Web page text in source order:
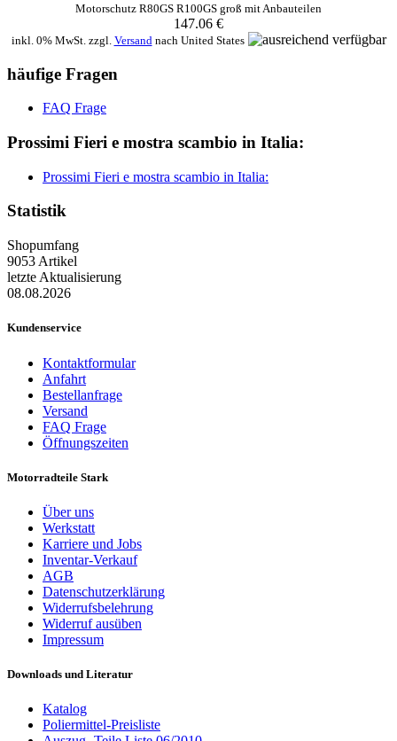
Motorschutz R80GS R100GS groß mit Anbauteilen
147.06 €
inkl. 0% MwSt. zzgl. Versand nach United States
häufige Fragen
FAQ Frage
Prossimi Fieri e mostra scambio in Italia:
Prossimi Fieri e mostra scambio in Italia:
Statistik
Shopumfang
9053 Artikel
letzte Aktualisierung
08.08.2026
Kundenservice
Kontaktformular
Anfahrt
Bestellanfrage
Versand
FAQ Frage
Öffnungszeiten
Motorradteile Stark
Über uns
Werkstatt
Karriere und Jobs
Inventar-Verkauf
AGB
Datenschutzerklärung
Widerrufsbelehrung
Widerruf ausüben
Impressum
Downloads und Literatur
Katalog
Poliermittel-Preisliste